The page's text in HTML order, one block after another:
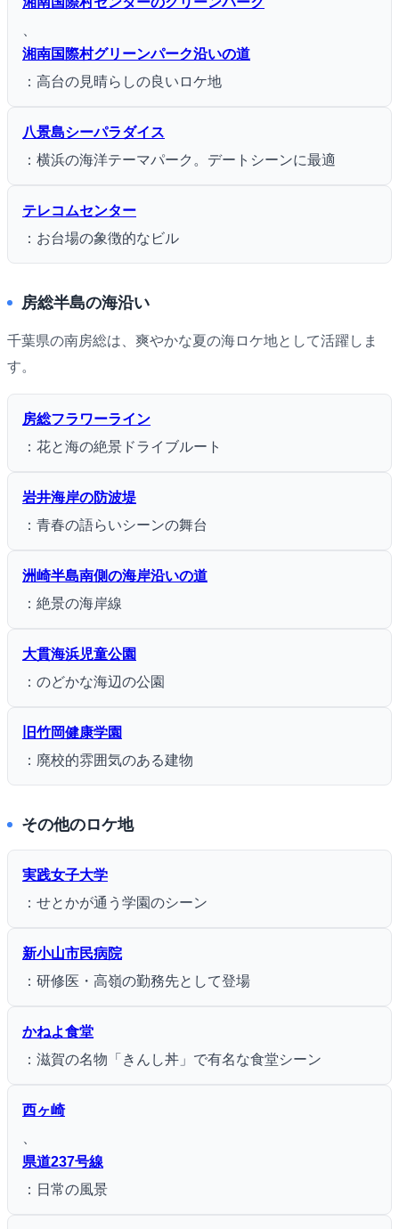
湘南国際村グリーンパーク沿いの道
：高台の見晴らしの良いロケ地
八景島シーパラダイス
：横浜の海洋テーマパーク。デートシーンに最適
テレコムセンター
：お台場の象徴的なビル
房総半島の海沿い
千葉県の南房総は、爽やかな夏の海ロケ地として活躍しま
す。
房総フラワーライン
：花と海の絶景ドライブルート
岩井海岸の防波堤
：青春の語らいシーンの舞台
洲崎半島南側の海岸沿いの道
：絶景の海岸線
大貫海浜児童公園
：のどかな海辺の公園
旧竹岡健康学園
：廃校的雰囲気のある建物
その他のロケ地
実践女子大学
：せとかが通う学園のシーン
新小山市民病院
：研修医・高嶺の勤務先として登場
かねよ食堂
：滋賀の名物「きんし丼」で有名な食堂シーン
西ヶ崎
県道237号線
：日常の風景